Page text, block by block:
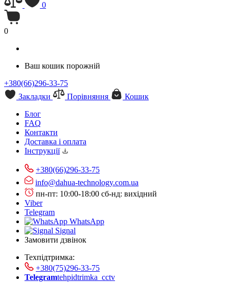
0
0
Ваш кошик порожній
+380(66)296-33-75
Закладки
Порівняння
Кошик
Блог
FAQ
Контакти
Доставка і оплата
Інструкції
+380(66)296-33-75
info@dahua-technology.com.ua
пн-пт: 10:00-18:00 сб-нд: вихідний
Viber
Telegram
WhatsApp
Signal
Замовити дзвінок
Техпідтримка:
+380(75)296-33-75
Telegramtehpidtrimka_cctv